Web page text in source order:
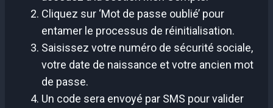
Cliquez sur ‘Mot de passe oublié’ pour
entamer le processus de réinitialisation.
Saisissez votre numéro de sécurité sociale,
votre date de naissance et votre ancien mot
de passe.
Un code sera envoyé par SMS pour valider